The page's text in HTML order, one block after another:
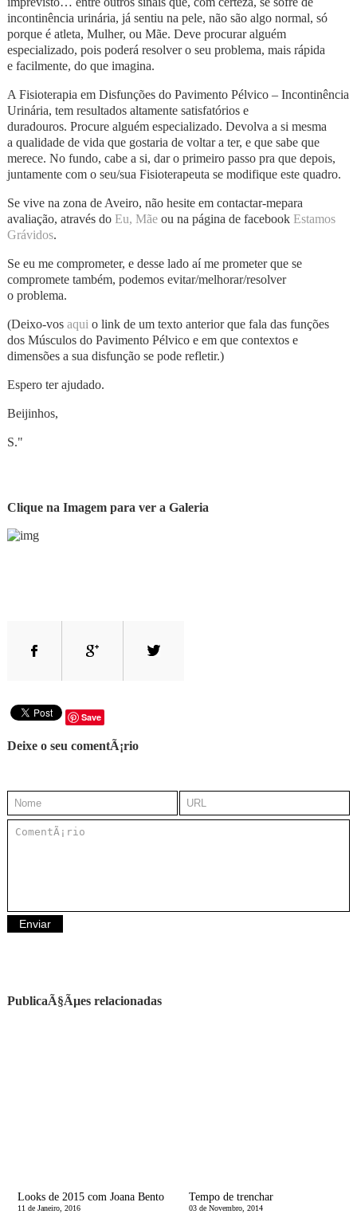
incontinência urinária, já sentiu na pele, não são algo normal, só
porque é atleta, Mulher, ou Mãe. Deve procurar alguém
especializado, pois poderá resolver o seu problema, mais rápida
e facilmente, do que imagina.
A Fisioterapia em Disfunções do Pavimento Pélvico – Incontinência
Urinária, tem resultados altamente satisfatórios e
duradouros. Procure alguém especializado. Devolva a si mesma
a qualidade de vida que gostaria de voltar a ter, e que sabe que
merece. No fundo, cabe a si, dar o primeiro passo pra que depois,
juntamente com o seu/sua Fisioterapeuta se modifique este quadro.
Se vive na zona de Aveiro, não hesite em contactar-mepara
avaliação, através do Eu, Mãeou na página de facebook Estamos
Grávidos.
Se eu me comprometer, e desse lado aí me prometer que se
compromete também, podemos evitar/melhorar/resolver
o problema.
(Deixo-vos aquio link de um texto anterior que fala das funções
dos Músculos do Pavimento Pélvicoe em que contextos e
dimensões a sua disfunção se pode refletir.)
Espero ter ajudado.
Beijinhos,
S."
Clique na Imagem para ver a Galeria
Save
Deixe o seu comentÃ¡rio
PublicaÃ§Ãµes relacionadas
Looks de 2015 com Joana Bento
11 de Janeiro, 2016
Tempo de trenchar
03 de Novembro, 2014